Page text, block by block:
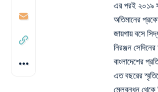
এর পরই ২০১৯
অতিমানের
জায়গায় বসে
নিরঞ্জন
বাংলাদেশের
এত বছরের
মেলবন্ধন থেকে